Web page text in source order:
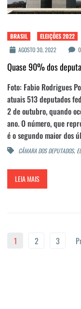
BRASIL
ELEIÇÕES 2022
AGOSTO 30, 2022
0
Quase 90% dos
Foto: Fabio Rodrigues
atuais 513 deputados
2 de outubro, quando
ano. O número, que
é o segundo maior dos
CÂMARA DOS DEPUTADOS,
LEIA MAIS
1 2 3